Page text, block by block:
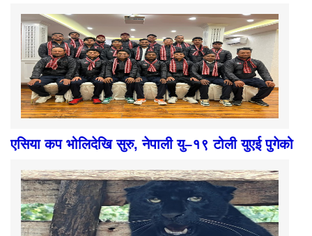
एसिया कप भोलिदेखि सुरु, नेपाली यु–१९ टोली युएई पुगेको